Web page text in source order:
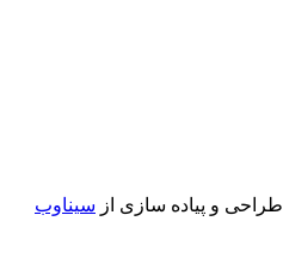
طراحی و پیاده سازی از سیناوب